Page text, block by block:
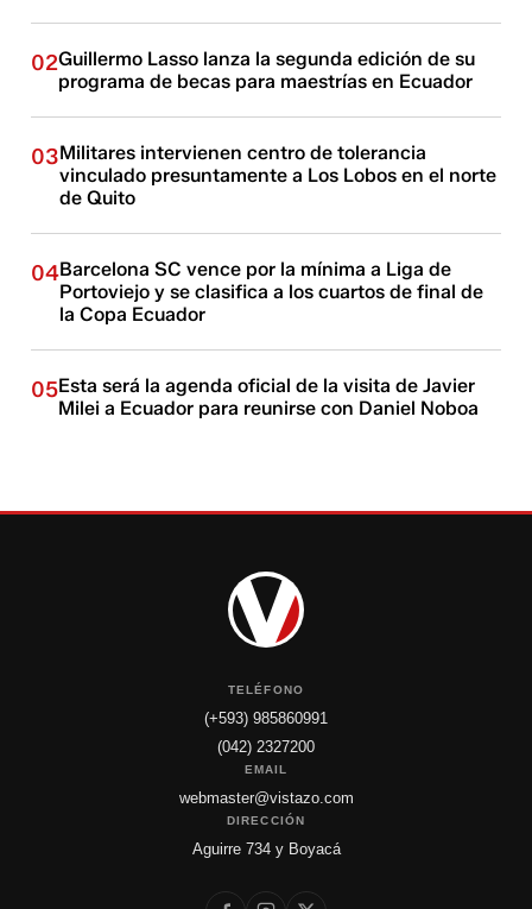
02Guillermo Lasso lanza la segunda edición de su
programa de becas para maestrías en Ecuador
03Militares intervienen centro de tolerancia
vinculado presuntamente a Los Lobos en el norte
de Quito
04Barcelona SC vence por la mínima a Liga de
Portoviejo y se clasifica a los cuartos de final de
la Copa Ecuador
05Esta será la agenda oficial de la visita de Javier
Milei a Ecuador para reunirse con Daniel Noboa
TELÉFONO
(+593) 985860991
(042) 2327200
EMAIL
webmaster@vistazo.com
DIRECCIÓN
Aguirre 734 y Boyacá